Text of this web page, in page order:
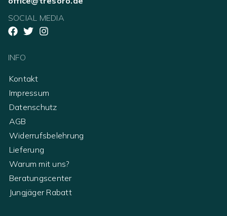
SOCIAL MEDIA
INFO
Kontakt
Impressum
Datenschutz
AGB
Widerrufsbelehrung
Lieferung
Warum mit uns?
Beratungscenter
Jungjäger Rabatt